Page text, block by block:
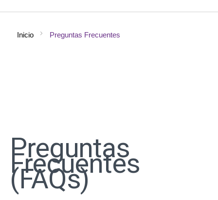
Inicio Preguntas Frecuentes
Preguntas
Frecuentes
(FAQs)